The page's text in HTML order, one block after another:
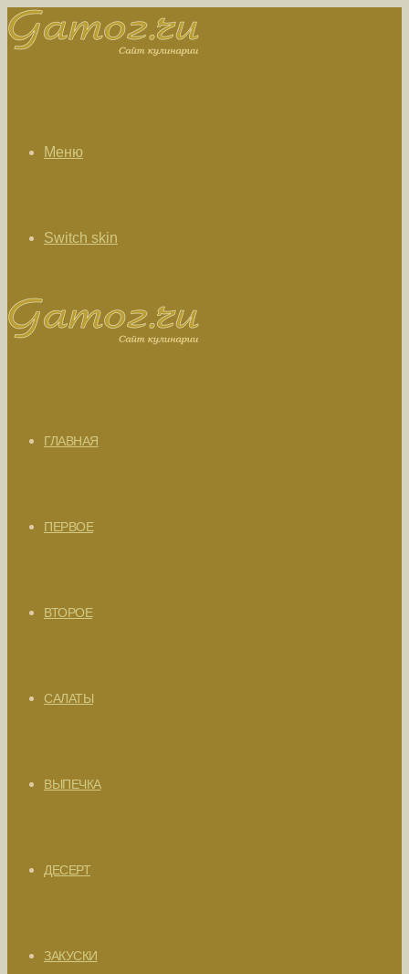
Меню
Switch skin
ГЛАВНАЯ
ПЕРВОЕ
ВТОРОЕ
САЛАТЫ
ВЫПЕЧКА
ДЕСЕРТ
ЗАКУСКИ